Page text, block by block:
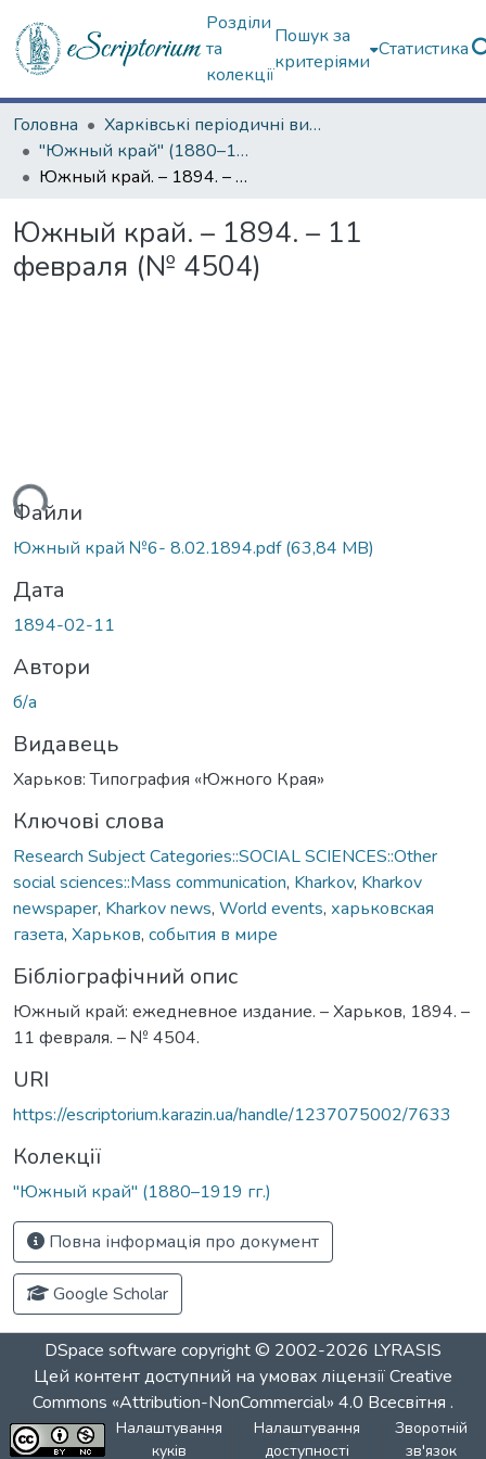
Розділи
та
колекції
Пошук за
критеріями
Статистика
Головна
Харківські періодичні видання
"Южный край" (1880–1919 гг.)
Южный край. – 1894. – 11 февраля (№ 4504)
Южный край. – 1894. – 11
февраля (№ 4504)
Файли
Южный край №6- 8.02.1894.pdf(63,84 MB)
Дата
1894-02-11
Автори
б/а
Видавець
Харьков: Типография «Южного Края»
Ключові слова
Research Subject Categories::SOCIAL SCIENCES::Other
social sciences::Mass communication, Kharkov, Kharkov
newspaper, Kharkov news, World events, харьковская
газета, Харьков, события в мире
Бібліографічний опис
Южный край: ежедневное издание. – Харьков, 1894. –
11 февраля. – № 4504.
URI
https://escriptorium.karazin.ua/handle/1237075002/7633
Колекції
"Южный край" (1880–1919 гг.)
Повна інформація про документ
Google Scholar
DSpace software copyright © 2002-2026 LYRASIS
Цей контент доступний на умовах ліцензіїCreative
Commons «Attribution-NonCommercial» 4.0 Всесвітня .
Налаштування
куків
Налаштування
доступності
Зворотній
зв'язок